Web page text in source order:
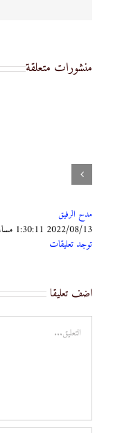
منشورات متعلقة
الرجال
لا
اضف تعليقا
تعليق